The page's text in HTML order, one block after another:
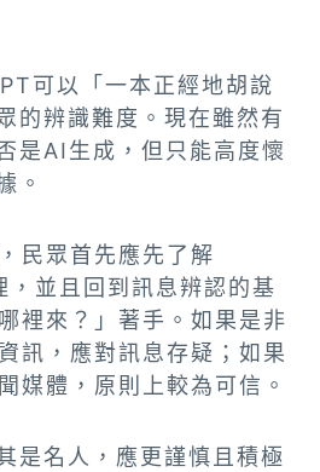
可以「一本正經地胡說
的辨識難度。現在雖然有
是AI生成，但只能高度懷
。
民眾首先應先了解
並且回到訊息辨認的基
裡來？」著手。如果是非
訊，應對訊息存疑；如果
媒體，原則上較為可信。
是名人，應更謹慎且積極